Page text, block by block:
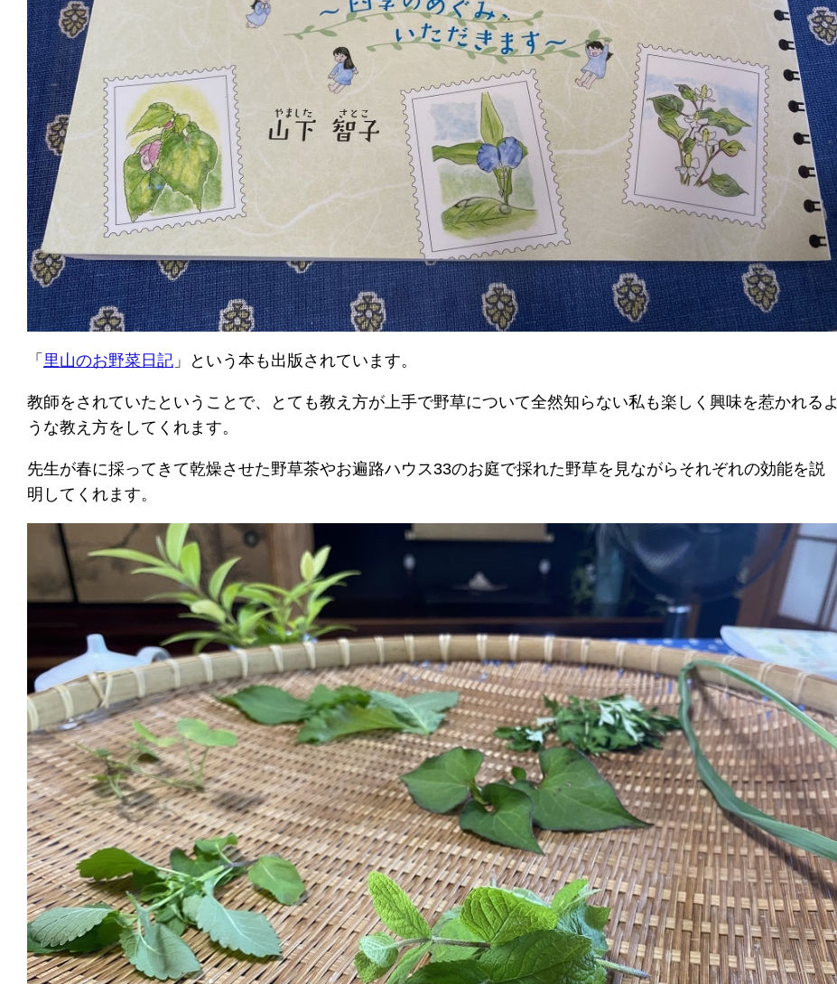
「 里山のお野菜日記 」という本も出版されています。
教師をされていたということで、とても教え方が上手で野草について全然知らない私も楽しく興味を惹かれるよ
うな教え方をしてくれます。
先生が春に採ってきて乾燥させた野草茶やお遍路ハウス33のお庭で採れた野草を見ながらそれぞれの効能を説
明してくれます。